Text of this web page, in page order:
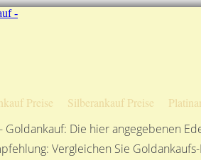
Preise Silberankauf Preise
Goldankauf: Die hier angegebenen
Vergleichen Sie